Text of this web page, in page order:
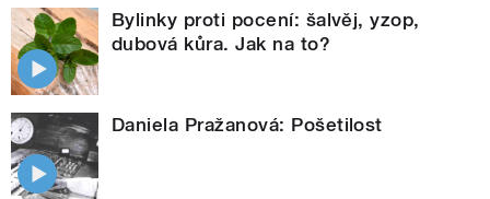
Bylinky proti pocení: šalvěj, yzop,
dubová kůra. Jak na to?
Daniela Pražanová: Pošetilost